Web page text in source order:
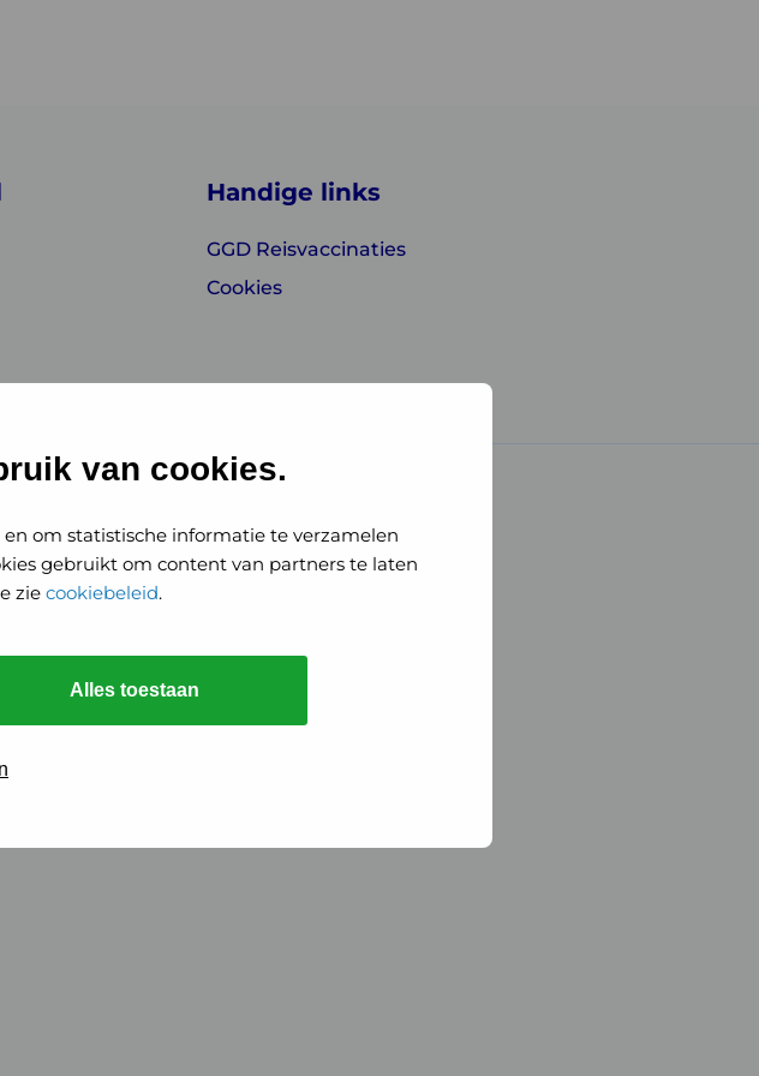
van cookies.
om statistische informatie te verzamelen
gebruikt om content van partners te laten
zie cookiebeleid.
Alles toestaan
Handige links
GGD Reisvaccinaties
Cookies